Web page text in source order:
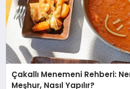
Çakallı Menemeni Rehberi:
Meşhur, Nasıl Yapılır?